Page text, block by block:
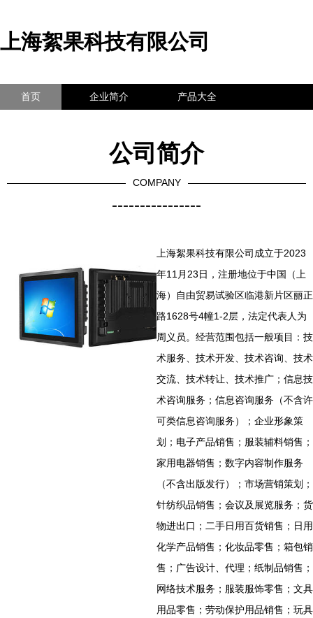
上海絮果科技有限公司
首页 企业简介 产品大全
公司简介
COMPANY
----------------
上海絮果科技有限公司成立于2023
年11月23日，注册地位于中国（上
海）自由贸易试验区临港新片区丽正
路1628号4幢1-2层，法定代表人为
周义员。经营范围包括一般项目：技
术服务、技术开发、技术咨询、技术
交流、技术转让、技术推广；信息技
术咨询服务；信息咨询服务（不含许
可类信息咨询服务）；企业形象策
划；电子产品销售；服装辅料销售；
家用电器销售；数字内容制作服务
（不含出版发行）；市场营销策划；
针纺织品销售；会议及展览服务；货
物进出口；二手日用百货销售；日用
化学产品销售；化妆品零售；箱包销
售；广告设计、代理；纸制品销售；
网络技术服务；服装服饰零售；文具
用品零售；劳动保护用品销售；玩具